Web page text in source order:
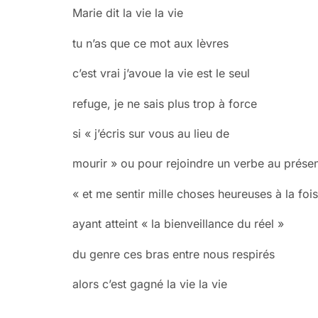
Marie dit la vie la vie
tu n’as que ce mot aux lèvres
c’est vrai j’avoue la vie est le seul
refuge, je ne sais plus trop à force
si « j’écris sur vous au lieu de
mourir » ou pour rejoindre un verbe au
« et me sentir mille choses heureuses à la
ayant atteint « la bienveillance du réel »
du genre ces bras entre nous respirés
alors c’est gagné la vie la vie